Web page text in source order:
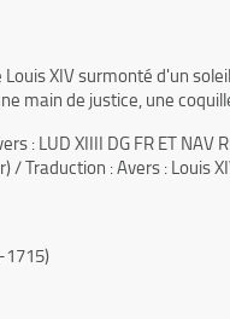
XIV surmonté d'un
main de justice, une
: LUD XIIII DG FR ET
/ Traduction : Avers : Louis
1715)